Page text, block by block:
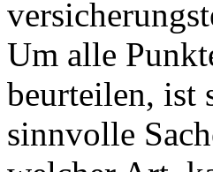
Um alle
beurteilen, ist
sinnvolle